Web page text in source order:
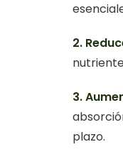
2.
3.
plazo.